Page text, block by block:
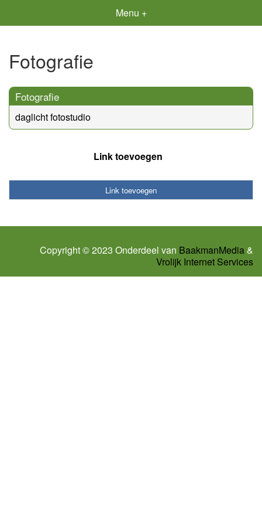
Menu +
Fotografie
Fotografie
daglicht fotostudio
Link toevoegen
Link toevoegen
Copyright © 2023 Onderdeel van BaakmanMedia&
Vrolijk Internet Services